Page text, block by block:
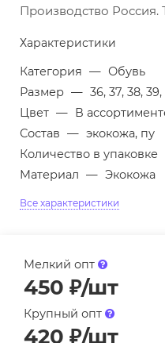
Производство
Характеристики
Категория — Обувь
Размер — 36, 37, 38,
Цвет — В
Состав — экокожа, пу
Количество в упаковке
Материал — Экокожа
Все характеристики
Мелкий опт
450 ₽/шт
Крупный опт
420 ₽/шт